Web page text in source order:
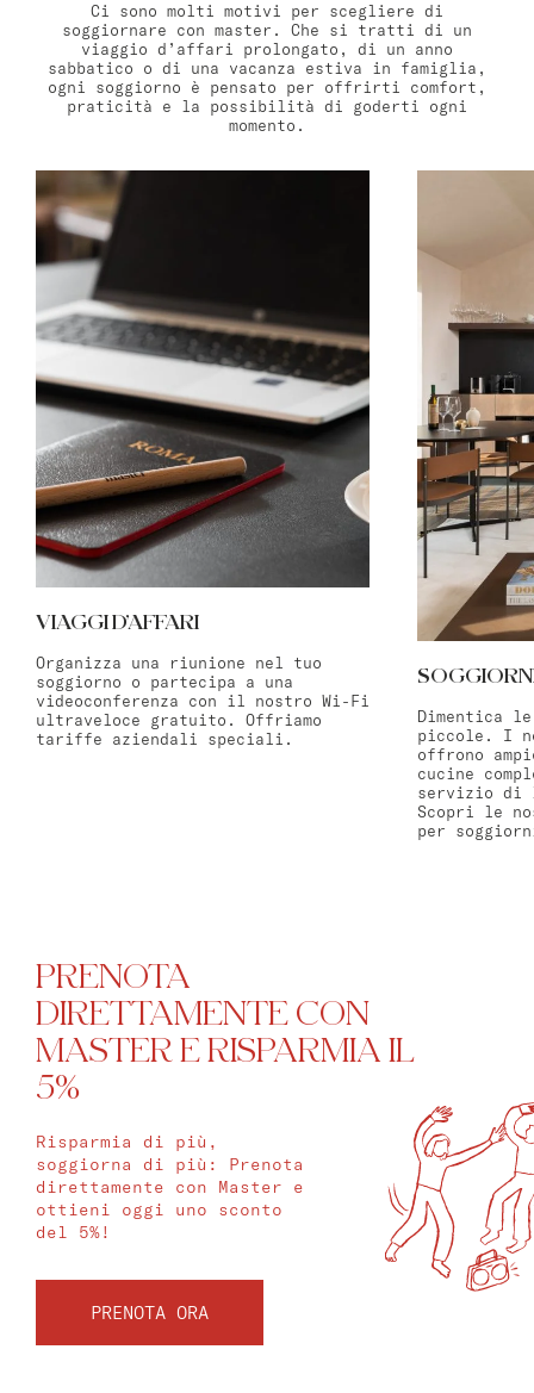
Ci sono molti motivi per scegliere di
soggiornare con master. Che si tratti di un
viaggio d’affari prolongato, di un anno
sabbatico o di una vacanza estiva in famiglia,
ogni soggiorno è pensato per offrirti comfort,
praticità e la possibilità di goderti ogni
momento.
VIAGGI D’AFFARI
Organizza una riunione nel tuo
soggiorno o partecipa a una
videoconferenza con il nostro Wi-Fi
ultraveloce gratuito. Offriamo
tariffe aziendali speciali.
Dimentica
piccole. I
offrono
cucine
servizio di
Scopri le
per
PRENOTA
DIRETTAMENTE CON
MASTER E RISPARMIA IL
5%
Risparmia di più,
soggiorna di più: Prenota
direttamente con Master e
ottieni oggi uno sconto
del 5%!
PRENOTA ORA